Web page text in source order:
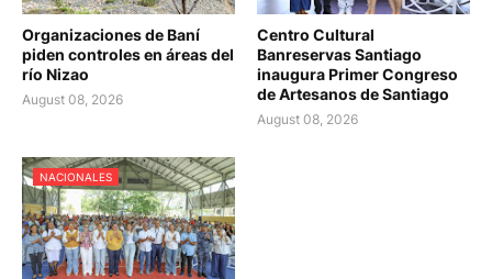
Organizaciones de Baní
piden controles en áreas del
río Nizao
August 08, 2026
Centro Cultural
Banreservas Santiago
inaugura Primer Congreso
de Artesanos de Santiago
August 08, 2026
NACIONALES